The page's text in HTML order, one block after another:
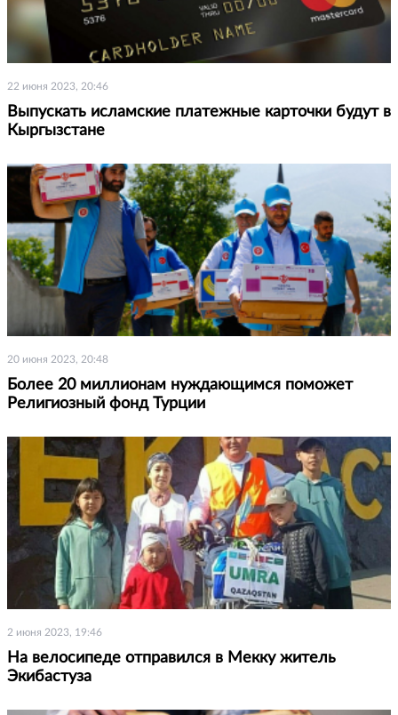
22 июня 2023, 20:46
Выпускать исламские платежные карточки будут в
Кыргызстане
20 июня 2023, 20:48
Более 20 миллионам нуждающимся поможет
Религиозный фонд Турции
2 июня 2023, 19:46
На велосипеде отправился в Мекку житель
Экибастуза